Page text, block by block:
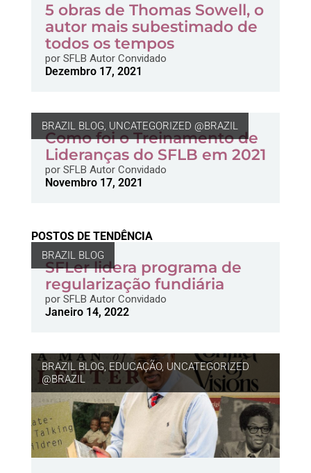
5 obras de Thomas Sowell, o
autor mais subestimado de
todos os tempos
porSFLB Autor Convidado
Dezembro 17, 2021
BRAZIL BLOG, UNCATEGORIZED @BRAZIL
Como foi o Treinamento de
Lideranças do SFLB em 2021
porSFLB Autor Convidado
Novembro 17, 2021
POSTOS DE TENDÊNCIA
BRAZIL BLOG
SFLer lidera programa de
regularização fundiária
porSFLB Autor Convidado
Janeiro 14, 2022
BRAZIL BLOG, EDUCAÇÃO, UNCATEGORIZED
@BRAZIL